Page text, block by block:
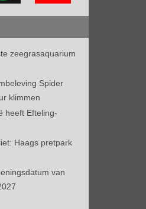
zeegrasaquarium
Spider
klimmen
heeft Efteling-
Haags pretpark
van